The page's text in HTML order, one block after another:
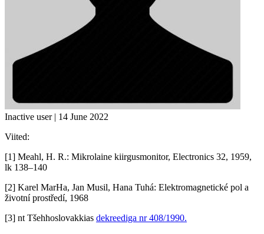
Inactive user | 14 June 2022
Viited:
[1] Meahl, H. R.: Mikrolaine kiirgusmonitor, Electronics 32, 1959,
lk 138–140
[2] Karel MarHa, Jan Musil, Hana Tuhá: Elektromagnetické pol a
životní prostředí, 1968
[3] nt Tšehhoslovakkias dekreediga nr 408/1990.